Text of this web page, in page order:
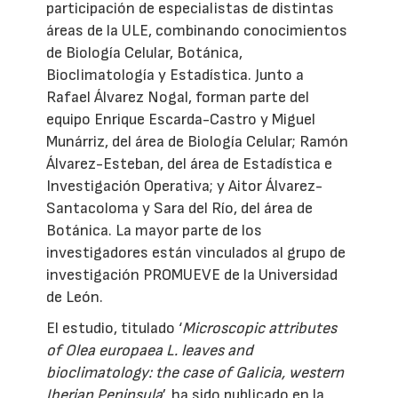
participación de especialistas de distintas
áreas de la ULE, combinando conocimientos
de Biología Celular, Botánica,
Bioclimatología y Estadística. Junto a
Rafael Álvarez Nogal, forman parte del
equipo Enrique Escarda-Castro y Miguel
Munárriz, del área de Biología Celular; Ramón
Álvarez-Esteban, del área de Estadística e
Investigación Operativa; y Aitor Álvarez-
Santacoloma y Sara del Río, del área de
Botánica. La mayor parte de los
investigadores están vinculados al grupo de
investigación PROMUEVE de la Universidad
de León.
El estudio, titulado ‘Microscopic attributes
of Olea europaea L. leaves and
bioclimatology: the case of Galicia, western